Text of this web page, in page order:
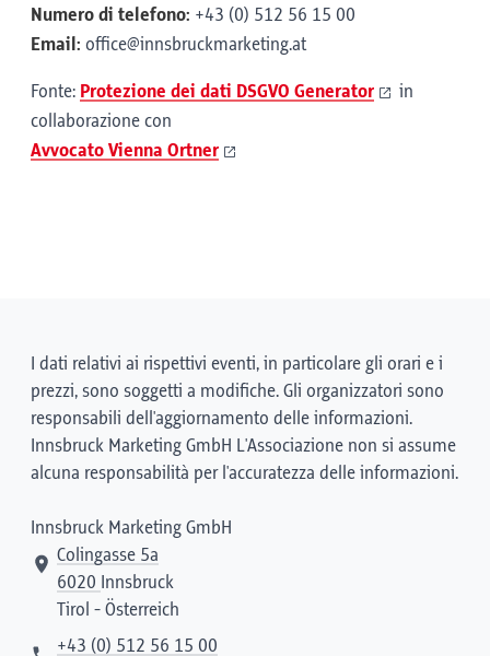
Numero di telefono: +43 (0) 512 56 15 00
Email: office@innsbruckmarketing.at
Fonte: Protezione dei dati DSGVO Generator
in
collaborazione con
Avvocato Vienna Ortner
I dati relativi ai rispettivi eventi, in particolare gli orari e i
prezzi, sono soggetti a modifiche. Gli organizzatori sono
responsabili dell'aggiornamento delle informazioni.
Innsbruck Marketing GmbH L'Associazione non si assume
alcuna responsabilità per l'accuratezza delle informazioni.
Innsbruck Marketing GmbH
Colingasse 5a
6020 Innsbruck
Tirol - Österreich
+43 (0) 512 56 15 00